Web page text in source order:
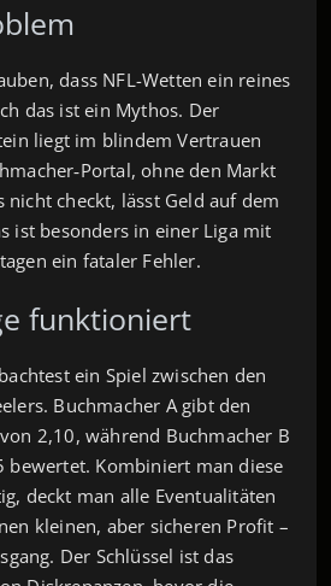
dass NFL-Wetten ein reines
das ist ein Mythos. Der
liegt im blindem Vertrauen
ohne den Markt
nicht checkt, lässt Geld auf dem
ist besonders in einer Liga mit
ein fataler Fehler.
funktioniert
ein Spiel zwischen den
Buchmacher A gibt den
2,10, während Buchmacher B
bewertet. Kombiniert man diese
deckt man alle Eventualitäten
kleinen, aber sicheren Profit –
Der Schlüssel ist das